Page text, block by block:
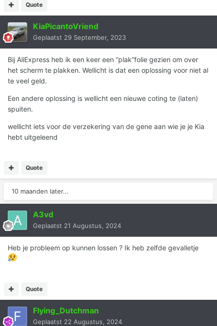
Quote
KiaPicantoVriend
Geplaatst 29 September, 2023
Bij AliExpress heb ik een keer een “plak”folie gezien om over
het scherm te plakken. Wellicht is dat een oplossing voor niet al
te veel geld.
Een andere oplossing is wellicht een nieuwe coting te (laten)
spuiten.
wellicht iets voor de verzekering van de gene aan wie je je Kia
hebt uitgeleend
Quote
10 maanden later...
A3vd
Geplaatst 21 Augustus, 2024
Heb je probleem op kunnen lossen ? Ik heb zelfde gevalletje
Quote
Flying_Dutchman
Geplaatst 22 Augustus, 2024